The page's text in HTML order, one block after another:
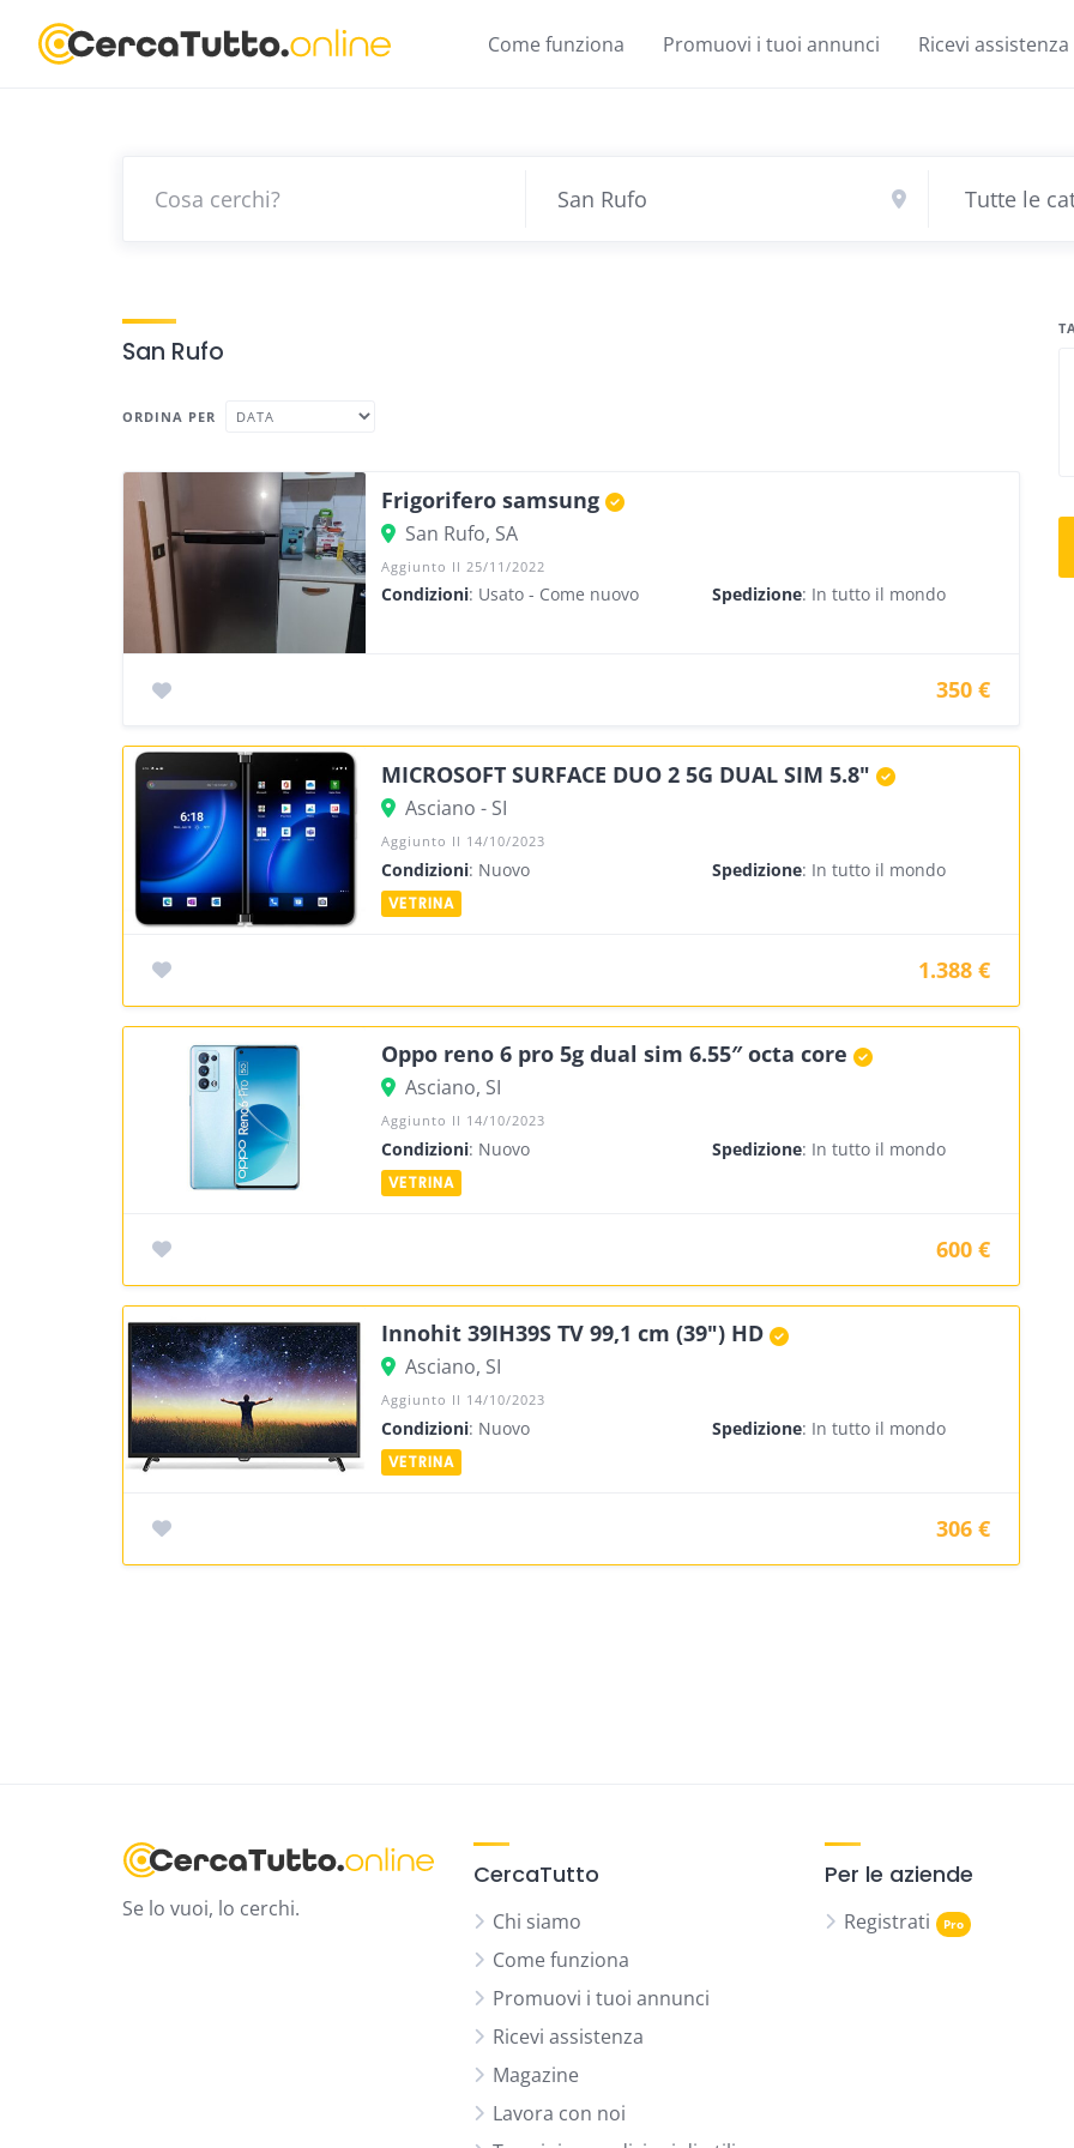
content
Come funziona Promuovi i tuoi annunci Ricevi assistenza
San Rufo
ORDINA PER
Frigorifero samsung
San Rufo, SA
Aggiunto Il 25/11/2022
Condizioni: Usato - Come nuovo Spedizione: In tutto il mondo
350 €
MICROSOFT SURFACE DUO 2 5G DUAL SIM 5.8"
Asciano - SI
Aggiunto Il 14/10/2023
Condizioni: Nuovo Spedizione: In tutto il mondo
1.388 €
Oppo reno 6 pro 5g dual sim 6.55″ octa core
Asciano, SI
Aggiunto Il 14/10/2023
Condizioni: Nuovo Spedizione: In tutto il mondo
600 €
Innohit 39IH39S TV 99,1 cm (39") HD
Asciano, SI
Aggiunto Il 14/10/2023
Condizioni: Nuovo Spedizione: In tutto il mondo
306 €
Se lo vuoi, lo cerchi.
CercaTutto
Chi siamo
Come funziona
Promuovi i tuoi annunci
Ricevi assistenza
Magazine
Lavora con noi
Per le aziende
Registrati